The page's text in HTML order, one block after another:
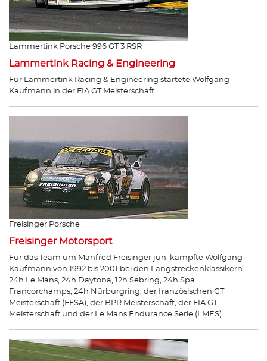
Lammertink Porsche 996 GT 3 RSR
Lammertink Racing & Engineering
Für Lammertink Racing & Engineering startete Wolfgang
Kaufmann in der FIA GT Meisterschaft.
Freisinger Porsche
Freisinger Motorsport
Für das Team um Manfred Freisinger jun. kämpfte Wolfgang
Kaufmann von 1992 bis 2001 bei den Langstreckenklassikern
24h Le Mans, 24h Daytona, 12h Sebring, 24h Spa
Francorchamps, 24h Nürburgring, der französischen GT
Meisterschaft (FFSA), der BPR Meisterschaft, der FIA GT
Meisterschaft und der Le Mans Endurance Serie (LMES).